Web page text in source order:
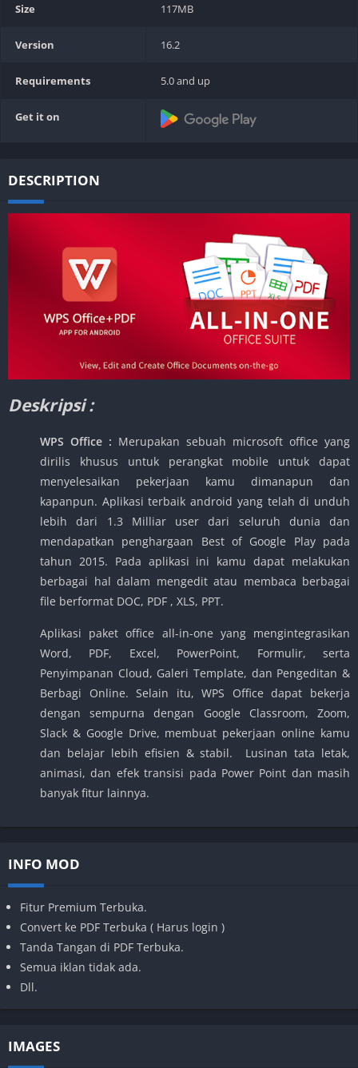
Size 117MB
Version 16.2
Requirements 5.0 and up
Get it on
DESCRIPTION
Deskripsi :
WPS Office : Merupakan sebuah microsoft office yang
dirilis khusus untuk perangkat mobile untuk dapat
menyelesaikan pekerjaan kamu dimanapun dan
kapanpun. Aplikasi terbaik android yang telah di unduh
lebih dari 1.3 Milliar user dari seluruh dunia dan
mendapatkan penghargaan Best of Google Play pada
tahun 2015. Pada aplikasi ini kamu dapat melakukan
berbagai hal dalam mengedit atau membaca berbagai
file berformat DOC, PDF , XLS, PPT.
Aplikasi paket office all-in-one yang mengintegrasikan
Word, PDF, Excel, PowerPoint, Formulir, serta
Penyimpanan Cloud, Galeri Template, dan Pengeditan &
Berbagi Online. Selain itu, WPS Office dapat bekerja
dengan sempurna dengan Google Classroom, Zoom,
Slack & Google Drive, membuat pekerjaan online kamu
dan belajar lebih efisien & stabil. Lusinan tata letak,
animasi, dan efek transisi pada Power Point dan masih
banyak fitur lainnya.
INFO MOD
Fitur Premium Terbuka.
Convert ke PDF Terbuka ( Harus login )
Tanda Tangan di PDF Terbuka.
Semua iklan tidak ada.
Dll.
IMAGES